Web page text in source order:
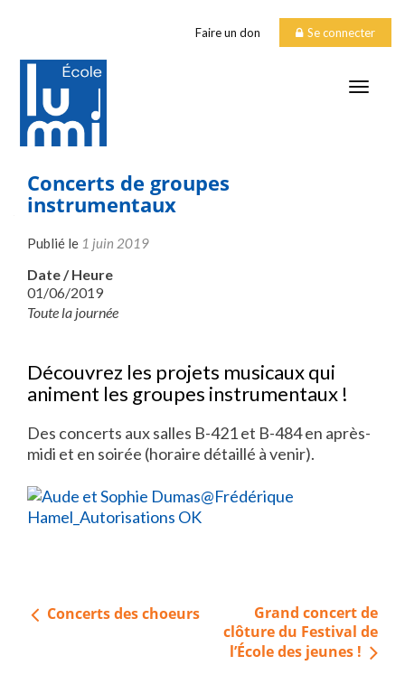
Faire un don Se connecter
Concerts de groupes
instrumentaux
Publié le 1 juin 2019
Date / Heure
01/06/2019
Toute la journée
Découvrez les projets musicaux qui
animent les groupes instrumentaux !
Des concerts aux salles B-421 et B-484 en après-
midi et en soirée (horaire détaillé à venir).
Navigation
Concerts des choeurs
Grand concert de
clôture du Festival de
l’École des jeunes !